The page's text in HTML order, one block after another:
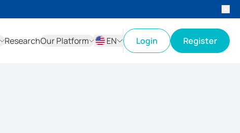
ResearchOur Platform
EN
Login Register